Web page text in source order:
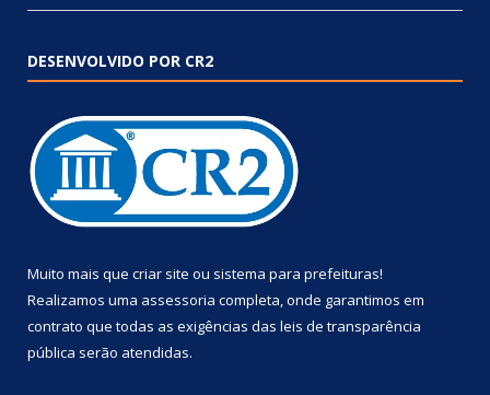
DESENVOLVIDO POR CR2
Muito mais que criar site ou sistema para prefeituras!
Realizamos uma assessoria completa, onde garantimos em
contrato que todas as exigências das leis de transparência
pública serão atendidas.